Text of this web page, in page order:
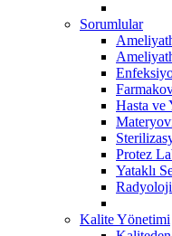
Sorumlular
Hasta ve
Protez
Yataklı
Kalite Yönetimi